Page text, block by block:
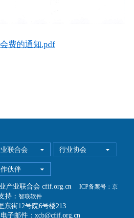
费的通知.pdf
联合会 行业协会
伙伴
产业联合会 cfif.org.cn
ICP备案号：京
： 智联软件
东街12号院6号楼213
子邮件：xcb@cfif.org.cn